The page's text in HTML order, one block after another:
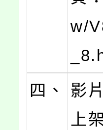
w/
四、
影
上